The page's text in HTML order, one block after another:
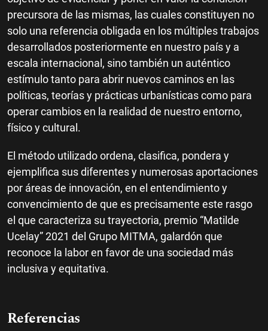
precursora de las mismas, las cuales constituyen no
solo una referencia obligada en los múltiples trabajos
desarrollados posteriormente en nuestro país y a
escala internacional, sino también un auténtico
estímulo tanto para abrir nuevos caminos en las
políticas, teorías y prácticas urbanísticas como para
operar cambios en la realidad de nuestro entorno,
físico y cultural.
El método utilizado ordena, clasifica, pondera y
ejemplifica sus diferentes y numerosas aportaciones
por áreas de innovación, en el entendimiento y
convencimiento de que es precisamente este rasgo
el que caracteriza su trayectoria, premio “Matilde
Ucelay” 2021 del Grupo MITMA, galardón que
reconoce la labor en favor de una sociedad más
inclusiva y equitativa.
Referencias